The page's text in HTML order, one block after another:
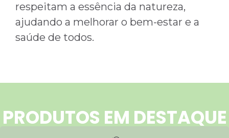
respeitam a essência da natureza,
ajudando a melhorar o bem-estar e a
saúde de todos.
PRODUTOS EM DESTAQUE